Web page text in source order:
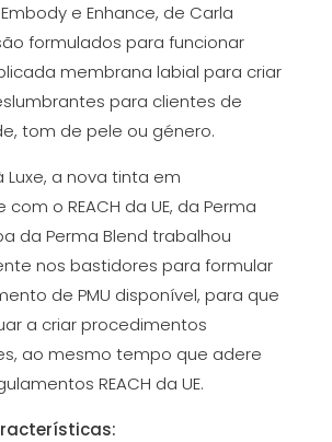
e Enhance, de Carla
formulados para funcionar
membrana labial para criar
para clientes de
tom de pele ou género.
a nova tinta em
o REACH da UE, da Perma
da Perma Blend trabalhou
nos bastidores para formular
de PMU disponível, para que
a criar procedimentos
ao mesmo tempo que adere
REACH da UE.